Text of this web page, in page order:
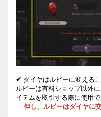
✔ ダイヤはルビーに変える
ルビーは有料ショップ以外
イテムを取引する際に使用で
但し、ルビーはダイヤに交